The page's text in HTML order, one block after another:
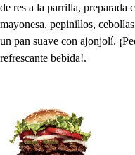
de res a la parrilla, preparada
mayonesa, pepinillos,
un pan suave con ajonjolí.
refrescante bebida!.